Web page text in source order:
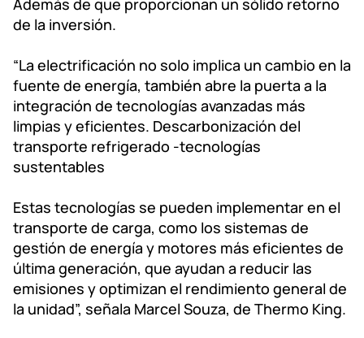
de la inversión.
“La electrificación no solo implica un cambio en la
fuente de energía, también abre la puerta a la
integración de tecnologías avanzadas más
limpias y eficientes. Descarbonización del
transporte refrigerado -tecnologías
sustentables
Estas tecnologías se pueden implementar en el
transporte de carga, como los sistemas de
gestión de energía y motores más eficientes de
última generación, que ayudan a reducir las
emisiones y optimizan el rendimiento general de
la unidad”, señala Marcel Souza, de Thermo King.